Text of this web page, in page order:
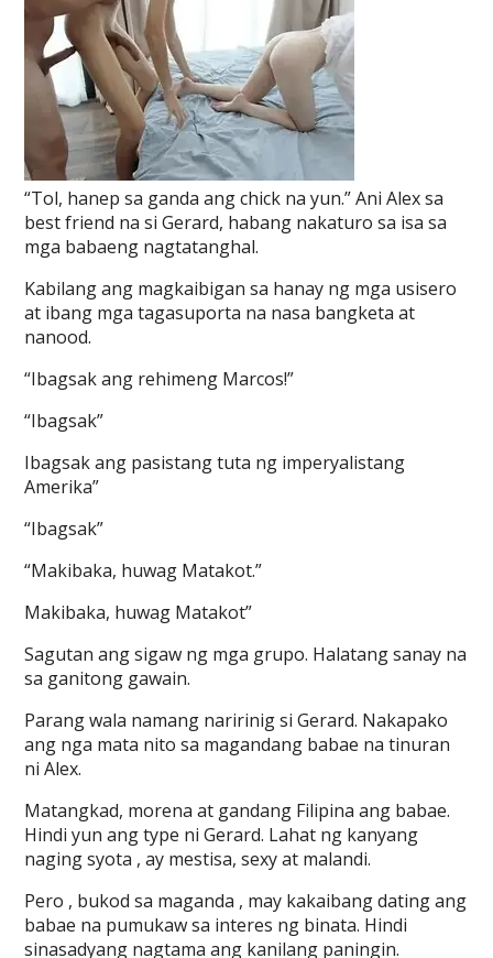
“Tol, hanep sa ganda ang chick na yun.” Ani Alex sa
best friend na si Gerard, habang nakaturo sa isa sa
mga babaeng nagtatanghal.
Kabilang ang magkaibigan sa hanay ng mga usisero
at ibang mga tagasuporta na nasa bangketa at
nanood.
“Ibagsak ang rehimeng Marcos!”
“Ibagsak”
Ibagsak ang pasistang tuta ng imperyalistang
Amerika”
“Ibagsak”
“Makibaka, huwag Matakot.”
Makibaka, huwag Matakot”
Sagutan ang sigaw ng mga grupo. Halatang sanay na
sa ganitong gawain.
Parang wala namang naririnig si Gerard. Nakapako
ang nga mata nito sa magandang babae na tinuran
ni Alex.
Matangkad, morena at gandang Filipina ang babae.
Hindi yun ang type ni Gerard. Lahat ng kanyang
naging syota , ay mestisa, sexy at malandi.
Pero , bukod sa maganda , may kakaibang dating ang
babae na pumukaw sa interes ng binata. Hindi
sinasadyang nagtama ang kanilang paningin.